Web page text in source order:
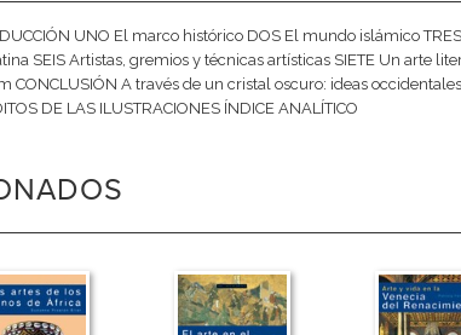
UNO El marco histórico DOS El mundo islámico
SEIS Artistas, gremios y técnicas artísticas SIETE Un arte
CONCLUSIÓN A través de un cristal oscuro: ideas
DE LAS ILUSTRACIONES ÍNDICE ANALÍTICO